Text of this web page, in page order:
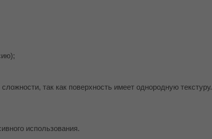
так как поверхность имеет однородную текстуру.
использования.